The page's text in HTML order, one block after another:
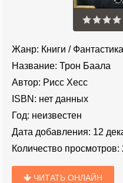
Жанр: Книги /
Название: Трон Баала
Автор: Рисс Хесс
ISBN: нет данных
Год: неизвестен
Дата добавления: 12
Количество просмотров:
ЧИТАТЬ ОНЛАЙН